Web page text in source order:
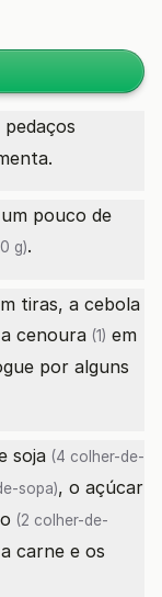
pedaços
pouco de
g).
tiras, a cebola
cenoura (1) em
por alguns
soja (4 colher-de-
sopa), o açúcar
(2 colher-de-
carne e os